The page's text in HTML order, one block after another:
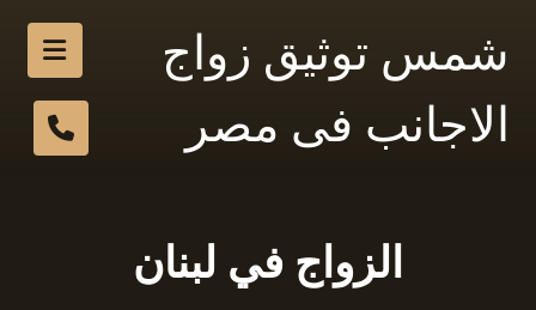
شمس توثيق زواج
الاجانب فى مصر
الزواج في لبنان